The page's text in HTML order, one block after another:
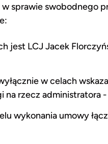
sprawie
jest LCJ Jacek
w celach
na rzecz
wykonania umowy